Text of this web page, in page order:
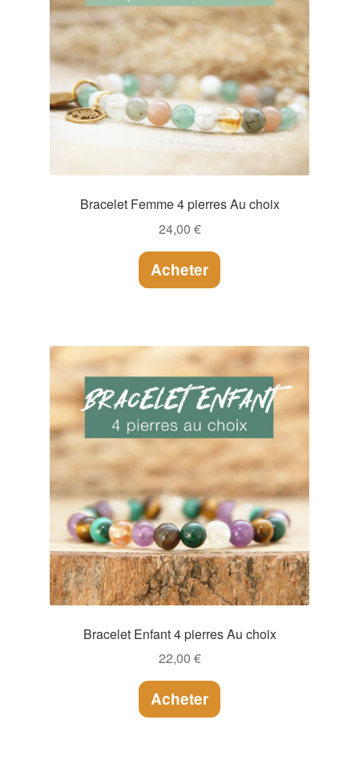
Bracelet Femme 4 pierres Au choix
24,00 €
Acheter
Bracelet Enfant 4 pierres Au choix
22,00 €
Acheter